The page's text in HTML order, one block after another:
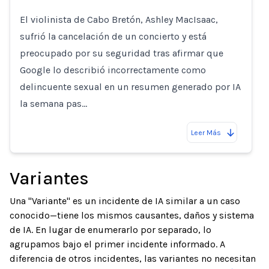
El violinista de Cabo Bretón, Ashley MacIsaac,
sufrió la cancelación de un concierto y está
preocupado por su seguridad tras afirmar que
Google lo describió incorrectamente como
delincuente sexual en un resumen generado por IA
la semana pas…
Leer Más
Variantes
Una "Variante" es un incidente de IA similar a un caso
conocido—tiene los mismos causantes, daños y sistema
de IA. En lugar de enumerarlo por separado, lo
agrupamos bajo el primer incidente informado. A
diferencia de otros incidentes, las variantes no necesitan